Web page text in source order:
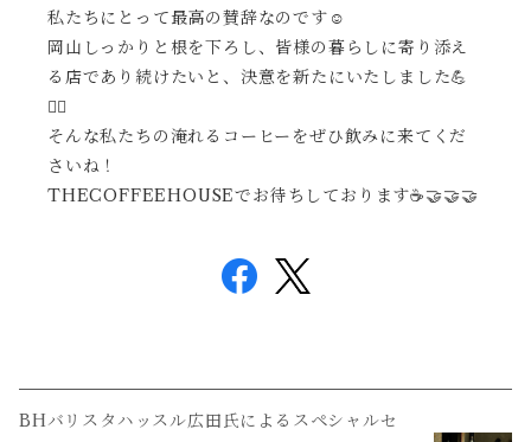
私たちにとって最高の賛辞なのです☺️
岡山しっかりと根を下ろし、皆様の暮らしに寄り添え
る店であり続けたいと、決意を新たにいたしました💪
❤️‍🔥
そんな私たちの淹れるコーヒーをぜひ飲みに来てくだ
さいね！
THECOFFEEHOUSEでお待ちしております☕🤝🤝🤝
BHバリスタハッスル広田氏によるスペシャルセ